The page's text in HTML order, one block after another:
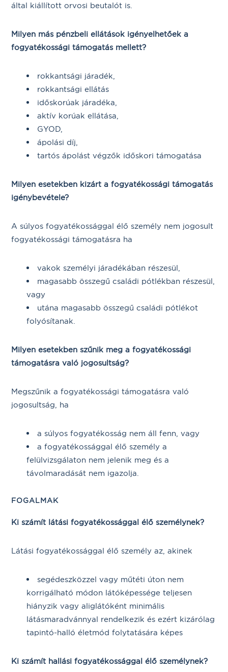
által kiállított orvosi beutalót is.
Milyen más pénzbeli ellátások igényelhetőek a
fogyatékossági támogatás mellett?
rokkantsági járadék,
rokkantsági ellátás
időskorúak járadéka,
aktív korúak ellátása,
GYOD,
ápolási díj,
tartós ápolást végzők időskori támogatása
Milyen esetekben kizárt a fogyatékossági támogatás
igénybevétele?
A súlyos fogyatékossággal élő személy nem jogosult
fogyatékossági támogatásra ha
vakok személyi járadékában részesül,
magasabb összegű családi pótlékban részesül,
vagy
utána magasabb összegű családi pótlékot
folyósítanak.
Milyen esetekben szűnik meg a fogyatékossági
támogatásra való jogosultság?
Megszűnik a fogyatékossági támogatásra való
jogosultság, ha
a súlyos fogyatékosság nem áll fenn, vagy
a fogyatékossággal élő személy a
felülvizsgálaton nem jelenik meg és a
távolmaradását nem igazolja.
FOGALMAK
Ki számít látási fogyatékossággal élő személynek?
Látási fogyatékossággal élő személy az, akinek
segédeszközzel vagy műtéti úton nem
korrigálható módon látóképessége teljesen
hiányzik vagy aliglátóként minimális
látásmaradvánnyal rendelkezik és ezért kizárólag
tapintó-halló életmód folytatására képes
Ki számít hallási fogyatékossággal élő személynek?